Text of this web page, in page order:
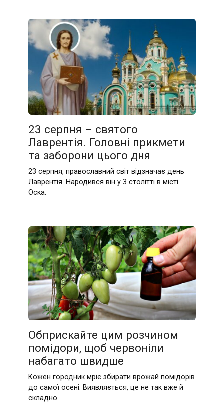
23 серпня – святого
Лаврентія. Головні прикмети
та заборони цього дня
23 серпня, православний світ відзначає день
Лаврентія. Народився він у 3 столітті в місті
Оска.
Обприскайте цим розчином
помідори, щоб червоніли
набагато швидше
Кожен городник мріє збирати врожай помідорів
до самої осені. Виявляється, це не так вже й
складно.